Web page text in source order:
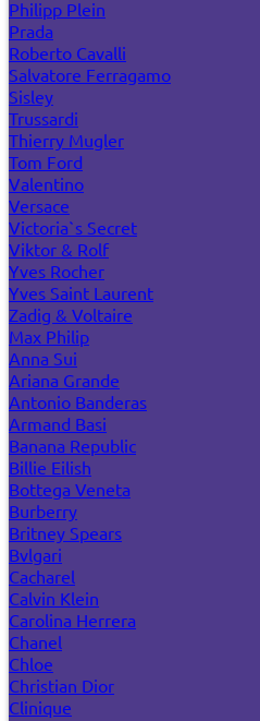
Philipp Plein
Prada
Roberto Cavalli
Salvatore Ferragamo
Sisley
Trussardi
Thierry Mugler
Tom Ford
Valentino
Versace
Victoria`s Secret
Viktor & Rolf
Yves Rocher
Yves Saint Laurent
Zadig & Voltaire
Max Philip
Anna Sui
Ariana Grande
Antonio Banderas
Armand Basi
Banana Republic
Billie Eilish
Bottega Veneta
Burberry
Britney Spears
Bvlgari
Cacharel
Calvin Klein
Carolina Herrera
Chanel
Chloe
Christian Dior
Clinique